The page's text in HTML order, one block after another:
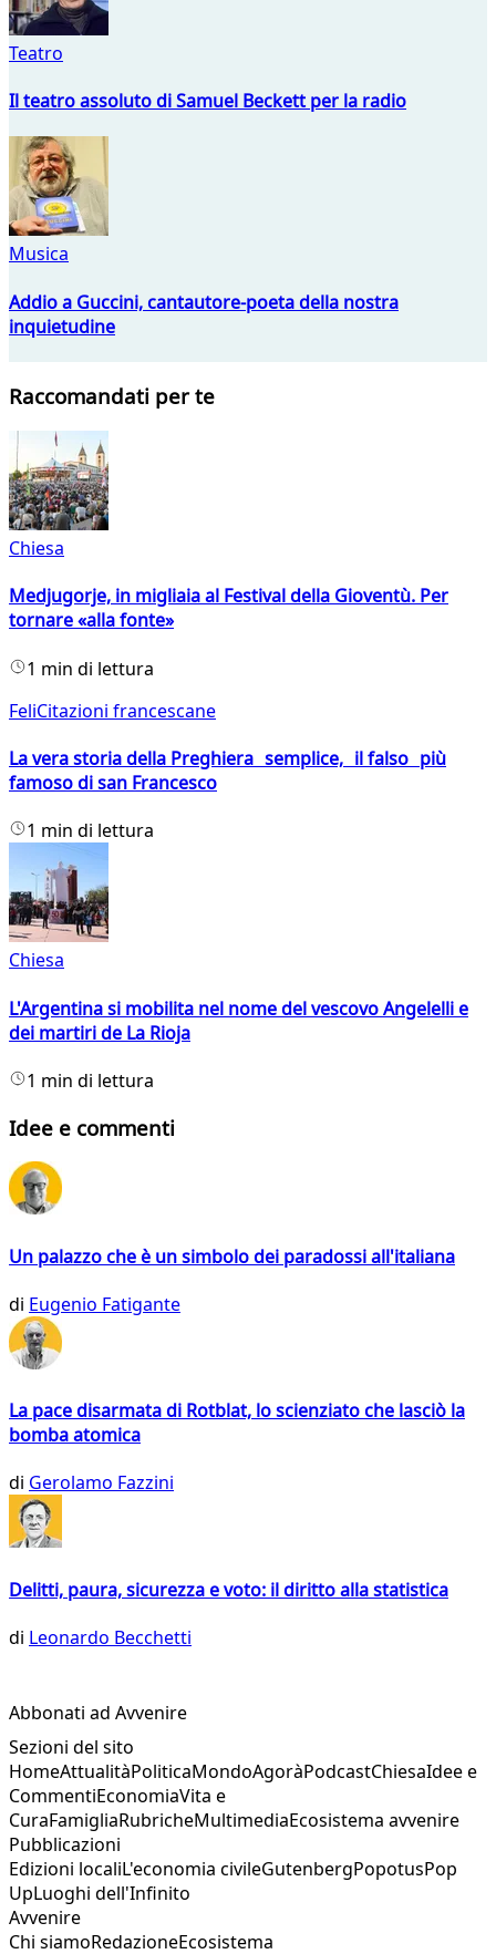
Teatro
Il teatro assoluto di Samuel Beckett per la radio
Musica
Addio a Guccini, cantautore-poeta della nostra
inquietudine
Raccomandati per te
Chiesa
Medjugorje, in migliaia al Festival della Gioventù. Per
tornare «alla fonte»
1 min di lettura
FeliCitazioni francescane
La vera storia della Preghiera semplice, il falso più
famoso di san Francesco
1 min di lettura
Chiesa
L'Argentina si mobilita nel nome del vescovo Angelelli e
dei martiri de La Rioja
1 min di lettura
Idee e commenti
Un palazzo che è un simbolo dei paradossi all'italiana
di Eugenio Fatigante
La pace disarmata di Rotblat, lo scienziato che lasciò la
bomba atomica
di Gerolamo Fazzini
Delitti, paura, sicurezza e voto: il diritto alla statistica
di Leonardo Becchetti
Abbonati ad Avvenire
Sezioni del sito
HomeAttualitàPoliticaMondoAgoràPodcastChiesaIdee e
CommentiEconomiaVita e
CuraFamigliaRubricheMultimediaEcosistema avvenire
Pubblicazioni
Edizioni localiL'economia civileGutenbergPopotusPop
UpLuoghi dell'Infinito
Avvenire
Chi siamoRedazioneEcosistema